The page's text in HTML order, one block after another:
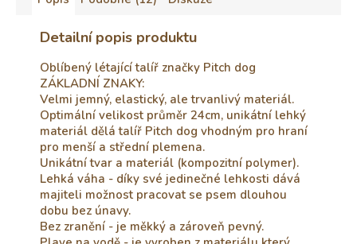
Detailní popis produktu
Oblíbený létající talíř značky Pitch dog
ZÁKLADNÍ ZNAKY:
Velmi jemný, elastický, ale trvanlivý materiál.
Optimální velikost průměr 24cm, unikátní lehký
materiál dělá talíř Pitch dog vhodným pro hraní
pro menší a střední plemena.
Unikátní tvar a materiál (kompozitní polymer).
Lehká váha - díky své jedinečné lehkosti dává
majiteli možnost pracovat se psem dlouhou
dobu bez únavy.
Bez zranění - je měkký a zároveň pevný.